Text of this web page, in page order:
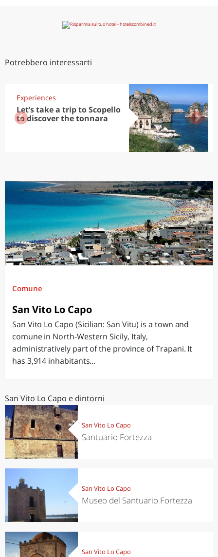
Potrebbero interessarti
Experiences
Let’s take a trip to Scopello
to discover the tonnara
Comune
San Vito Lo Capo
San Vito Lo Capo (Sicilian: San Vitu) is a town and
comune in North-Western Sicily, Italy,
administratively part of the province of Trapani. It
has 3,914 inhabitants...
San Vito Lo Capo e dintorni
San Vito Lo Capo
Santuario Fortezza
San Vito Lo Capo
Museo del Santuario Fortezza
San Vito Lo Capo